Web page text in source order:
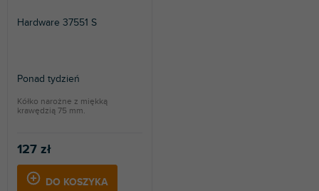
Hardware 37551 S
Ponad tydzień
127 zł
DO KOSZYKA
Kółko narożne z miękką
krawędzią 75 mm.